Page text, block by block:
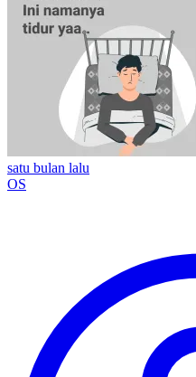
satu bulan lalu
OS